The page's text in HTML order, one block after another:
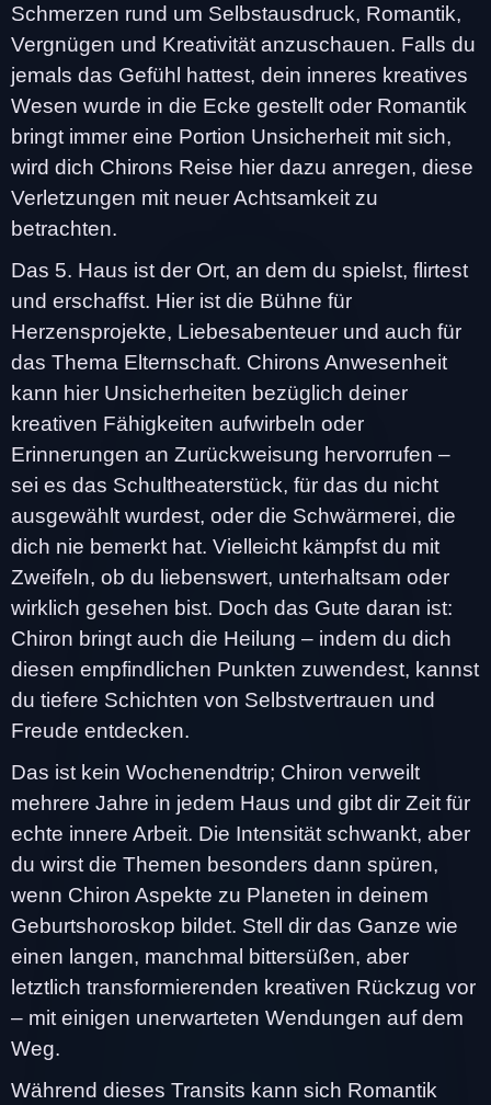
Schmerzen rund um Selbstausdruck, Romantik,
Vergnügen und Kreativität anzuschauen. Falls du
jemals das Gefühl hattest, dein inneres kreatives
Wesen wurde in die Ecke gestellt oder Romantik
bringt immer eine Portion Unsicherheit mit sich,
wird dich Chirons Reise hier dazu anregen, diese
Verletzungen mit neuer Achtsamkeit zu
betrachten.
Das 5. Haus ist der Ort, an dem du spielst, flirtest
und erschaffst. Hier ist die Bühne für
Herzensprojekte, Liebesabenteuer und auch für
das Thema Elternschaft. Chirons Anwesenheit
kann hier Unsicherheiten bezüglich deiner
kreativen Fähigkeiten aufwirbeln oder
Erinnerungen an Zurückweisung hervorrufen –
sei es das Schultheaterstück, für das du nicht
ausgewählt wurdest, oder die Schwärmerei, die
dich nie bemerkt hat. Vielleicht kämpfst du mit
Zweifeln, ob du liebenswert, unterhaltsam oder
wirklich gesehen bist. Doch das Gute daran ist:
Chiron bringt auch die Heilung – indem du dich
diesen empfindlichen Punkten zuwendest, kannst
du tiefere Schichten von Selbstvertrauen und
Freude entdecken.
Das ist kein Wochenendtrip; Chiron verweilt
mehrere Jahre in jedem Haus und gibt dir Zeit für
echte innere Arbeit. Die Intensität schwankt, aber
du wirst die Themen besonders dann spüren,
wenn Chiron Aspekte zu Planeten in deinem
Geburtshoroskop bildet. Stell dir das Ganze wie
einen langen, manchmal bittersüßen, aber
letztlich transformierenden kreativen Rückzug vor
– mit einigen unerwarteten Wendungen auf dem
Weg.
Während dieses Transits kann sich Romantik